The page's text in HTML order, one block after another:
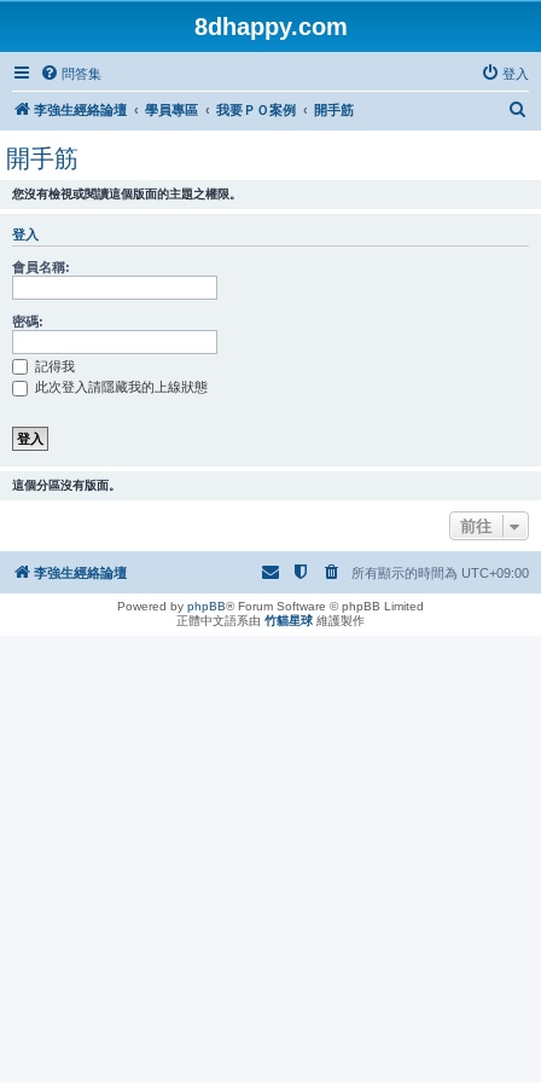
8dhappy.com
問答集 登入
李強生經絡論壇 學員專區 我要ＰＯ案例 開手筋
開手筋
您沒有檢視或閱讀這個版面的主題之權限。
登入
會員名稱:
密碼:
記得我
此次登入請隱藏我的上線狀態
這個分區沒有版面。
前往
李強生經絡論壇 所有顯示的時間為 UTC+09:00
Powered by phpBB® Forum Software © phpBB Limited
正體中文語系由 竹貓星球 維護製作